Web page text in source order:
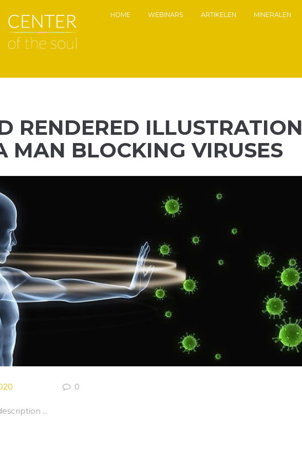
HOME WEBINARS ARTIKELEN MINERALEN
RENDERED ILLUSTRATION
MAN BLOCKING VIRUSES
0
...